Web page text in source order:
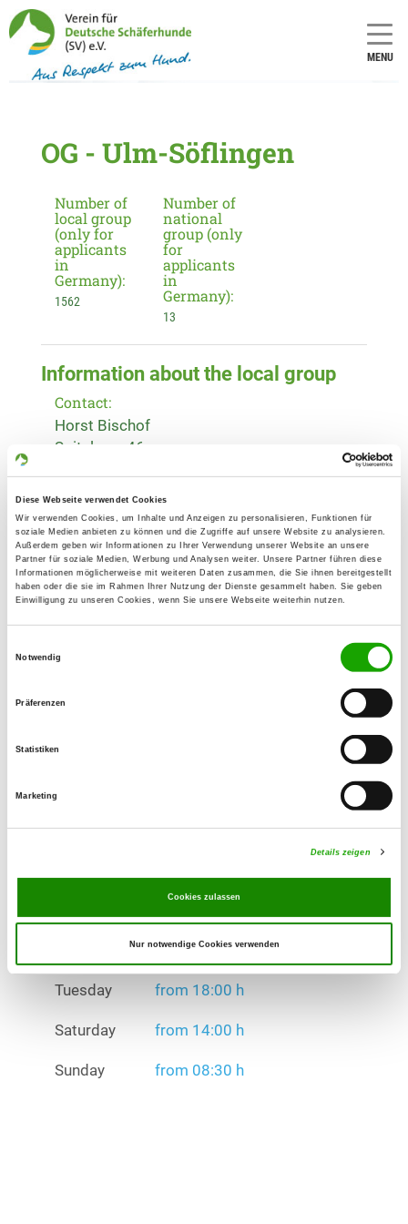
Diese Webseite verwendet Cookies
Wir verwenden Cookies, um Inhalte und Anzeigen zu personalisieren, Funktionen für
soziale Medien anbieten zu können und die Zugriffe auf unsere Website zu analysieren.
Außerdem geben wir Informationen zu Ihrer Verwendung unserer Website an unsere
Partner für soziale Medien, Werbung und Analysen weiter. Unsere Partner führen diese
Informationen möglicherweise mit weiteren Daten zusammen, die Sie ihnen bereitgestellt
haben oder die sie im Rahmen Ihrer Nutzung der Dienste gesammelt haben. Sie geben
Einwilligung zu unseren Cookies, wenn Sie unsere Webseite weiterhin nutzen.
Notwendig
Präferenzen
Statistiken
Marketing
Details zeigen
Cookies zulassen
Nur notwendige Cookies verwenden
MENU
OG - Ulm-Söflingen
Number of
local group
(only for
applicants
in
Germany):
1562
Number of
national
group (only
for
applicants
in
Germany):
13
Information about the local group
Contact:
Horst Bischof
Spitalweg 46
Training ground:
Lehrertalweg 240
89081 Ulm-Söflingen
Handy:
0160 7817041
og-ulm-soeflingen@t-online.de
Homepage:
Offer:
Exercise times in summer:
from 14:00 h
Sunday from 08:30 h
Exercise times in winter:
Tuesday from 18:00 h
Saturday from 14:00 h
Sunday from 08:30 h